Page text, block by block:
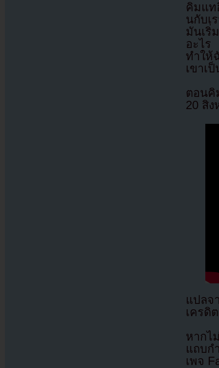
คิมแท
นกับเ
มันเริ่
อะไร
ทำให้
เขาเ
ตอนคิ
20 สิง
แปล
เครดิ
หากไ
แถบก
เพจ